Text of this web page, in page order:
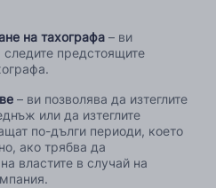
на тахографа – ви
следите предстоящите
– ви позволява да изтеглите
или да изтеглите
по-дълги периоди, което
ако трябва да
властите в случай на